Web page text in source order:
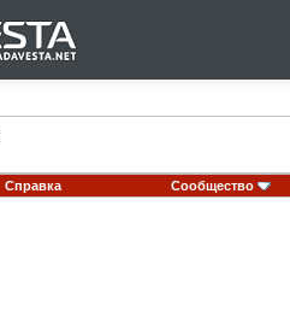
Справка Сообщество